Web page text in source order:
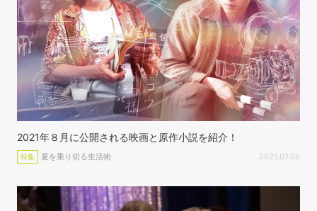
2021年８月に公開される映画と原作小説を紹介！
特集 夏を乗り切る生活術 2021.07.05